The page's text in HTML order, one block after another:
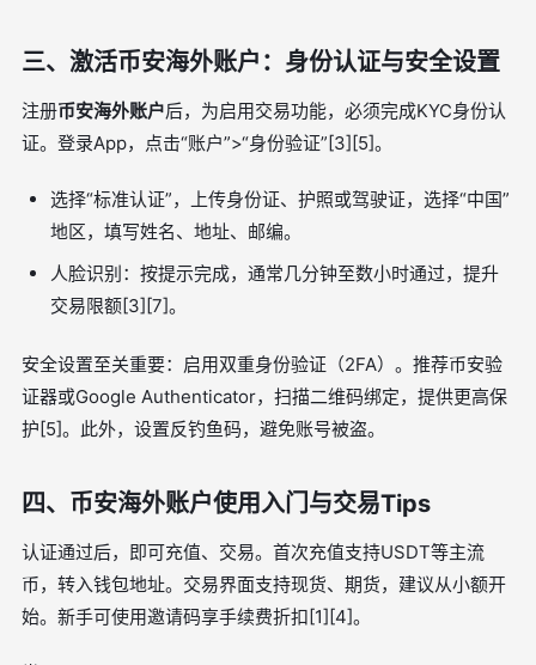
三、激活币安海外账户：身份认证与安全设置
注册币安海外账户后，为启用交易功能，必须完成KYC身份认
证。登录App，点击“账户”>“身份验证”[3][5]。
选择“标准认证”，上传身份证、护照或驾驶证，选择“中国”
地区，填写姓名、地址、邮编。
人脸识别：按提示完成，通常几分钟至数小时通过，提升
交易限额[3][7]。
安全设置至关重要：启用双重身份验证（2FA）。推荐币安验
证器或Google Authenticator，扫描二维码绑定，提供更高保
护[5]。此外，设置反钓鱼码，避免账号被盗。
四、币安海外账户使用入门与交易Tips
认证通过后，即可充值、交易。首次充值支持USDT等主流
币，转入钱包地址。交易界面支持现货、期货，建议从小额开
始。新手可使用邀请码享手续费折扣[1][4]。